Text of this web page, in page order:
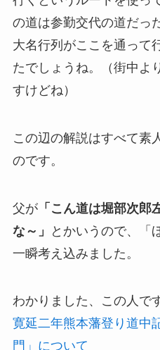
の道は参勤交代の道だっ
大名行列がここを通って
たでしょうね。（街中よ
すけどね）
この辺の解説はすべて素
のです。
父が「こん道は堀部次郎
な～」
とかいうので、「
一瞬考え込みました。
わかりました、この人で
寛延二年熊本藩登り道
門」について